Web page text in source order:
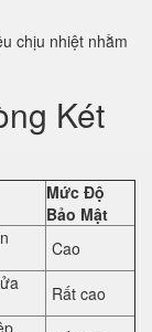
chịu nhiệt nhằm
Két
Mức Độ
Bảo Mật
Cao
Rất cao